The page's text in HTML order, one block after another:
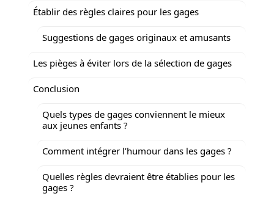
Établir des règles claires pour les gages
Suggestions de gages originaux et amusants
Les pièges à éviter lors de la sélection de gages
Conclusion
Quels types de gages conviennent le mieux
aux jeunes enfants ?
Comment intégrer l’humour dans les gages ?
Quelles règles devraient être établies pour les
gages ?